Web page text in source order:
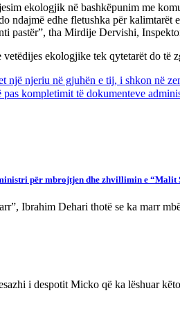
ekologjik në bashkëpunim me
ndajmë edhe fletushka për
pastër”, tha Mirdije Dervishi,
ekologjike tek qytetarët do të
një njeriu në gjuhën e tij, i shkon në
pas kompletimit të dokumenteve
për mbrojtjen dhe zhvillimin e “Malit
Ibrahim Dehari thotë se ka marr
i despotit Micko që ka lëshuar